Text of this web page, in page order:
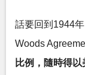
話要回到1944
Woods
比例，隨時得